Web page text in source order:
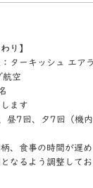
り】
ターキッシュ エア
航空
ます
昼7回、夕7回（機内
、食事の時間が遅
なるよう調整して